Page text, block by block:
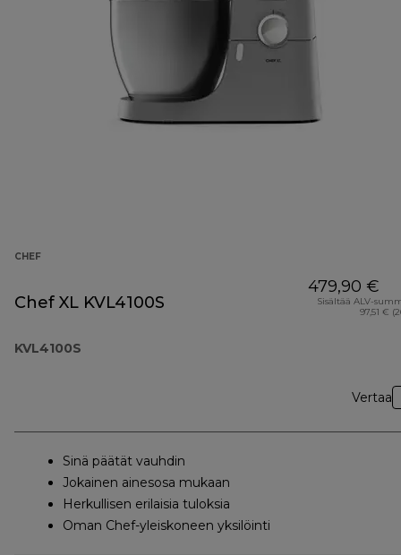
CHEF
Chef XL KVL4100S
KVL4100S
479,90 €
Sisältää ALV-
97,51 €
Vertaa
Sinä päätät vauhdin
Jokainen ainesosa mukaan
Herkullisen erilaisia tuloksia
Oman Chef-yleiskoneen yksilöinti